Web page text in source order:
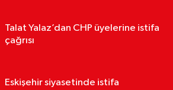
Talat Yalaz’dan CHP üyelerine istifa
çağrısı
Eskişehir siyasetinde istifa